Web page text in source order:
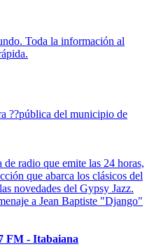
Toda la información al
??pública del municipio de
de radio que emite las 24 horas,
que abarca los clásicos del
novedades del Gypsy Jazz.
a Jean Baptiste "Django"
FM - Itabaiana